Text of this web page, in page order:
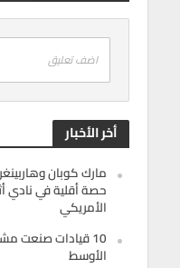
اضف تعليق
أخر الأخبار
مارك كوبان
حصة أقلية في نادي
الأمريكي
10 قيادات صنعت
الأوسط